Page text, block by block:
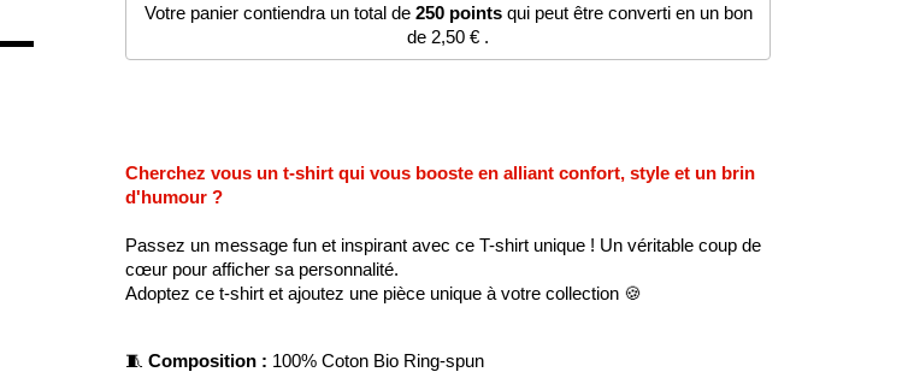
Votre panier contiendra un total de 250pointsqui peut être converti en un bon
de 2,50 € .
Cherchez vous un t-shirt qui vous booste en alliant confort, style et un brin
d'humour ?
Passez un message fun et inspirant avec ce T-shirt unique ! Un véritable coup de
cœur pour afficher sa personnalité.
Adoptez ce t-shirt et ajoutez une pièce unique à votre collection 🍪
🧵 Composition : 100% Coton Bio Ring-spun